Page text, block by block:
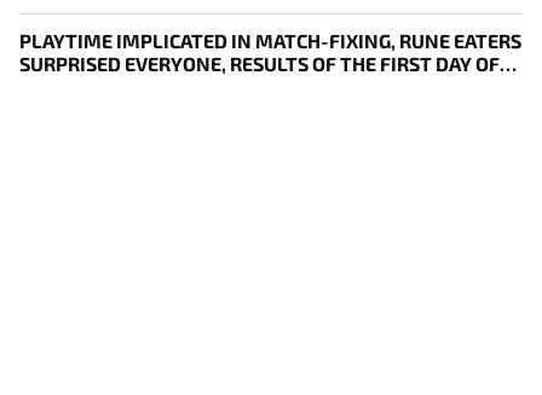
PLAYTIME IMPLICATED IN MATCH-FIXING, RUNE EATERS
SURPRISED EVERYONE, RESULTS OF THE FIRST DAY OF